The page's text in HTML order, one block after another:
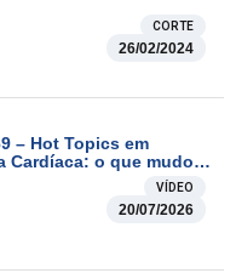
CORTE
26/02/2024
– Hot Topics em
Cardíaca: o que mudou
VÍDEO
20/07/2026